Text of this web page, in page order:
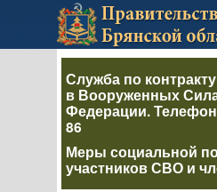
Служба по контракту
в Вооруженных
Федерации.
86
Меры социальной
участников СВО и